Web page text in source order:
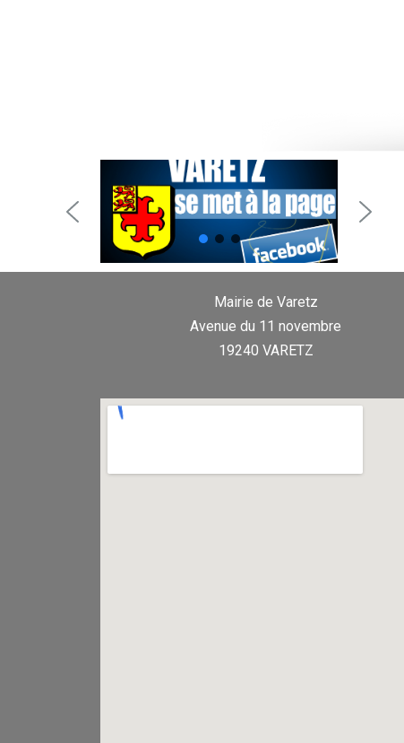
Mairie de Varetz
Avenue du 11 novembre
19240 VARETZ